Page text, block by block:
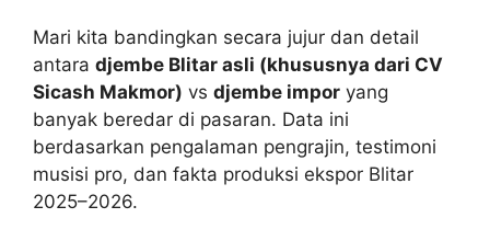
Mari kita bandingkan secara jujur dan detail
antara djembe Blitar asli (khususnya dari CV
Sicash Makmor) vs djembe impor yang
banyak beredar di pasaran. Data ini
berdasarkan pengalaman pengrajin, testimoni
musisi pro, dan fakta produksi ekspor Blitar
2025–2026.